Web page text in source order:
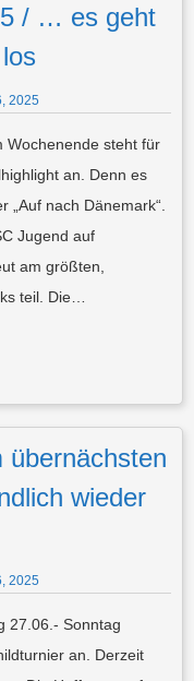
/ … es geht
2025
Wochenende steht für
an. Denn es
nach Dänemark“.
Jugend auf
am größten,
teil. Die…
übernächsten
wieder
2025
27.06.- Sonntag
an. Derzeit